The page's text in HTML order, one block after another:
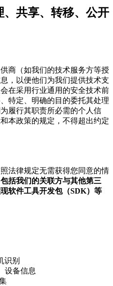
、共享、转移、公开
商（如我们的技术服务方等授
，以便他们为我们提供技术支
在采用行业通用的安全技术前
特定、明确的目的委托其处理
履行其职责所必需的个人信
本政策的规定，不得超出约定
法律规定无需获得您同意的情
括我们的关联方与其他第三
软件工具开发包（SDK）等
识别
设备信息